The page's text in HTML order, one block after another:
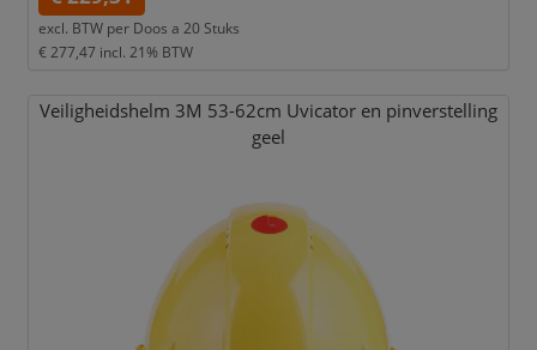
excl. BTW per Doos a 20 Stuks
€ 277,47 incl. 21% BTW
Veiligheidshelm 3M 53-62cm Uvicator en pinverstelling
geel